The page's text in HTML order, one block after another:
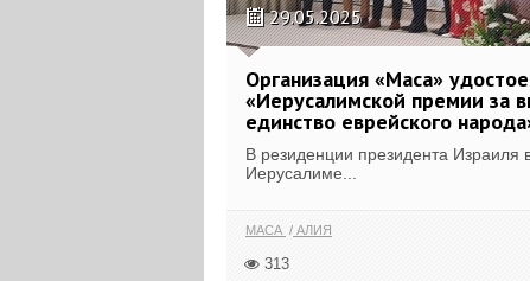
29.05.2025
Организация «Маса»
«Иерусалимской премии за
единство еврейского
В резиденции президента Израиля
Иерусалиме...
МАСА АЛИЯ
313